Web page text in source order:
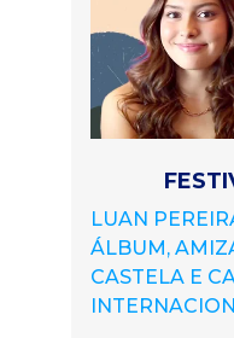
LUAN
ÁLBUM,
CASTELA E